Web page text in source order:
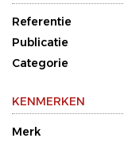
Referentie
Publicatie
Categorie
KENMERKEN
Merk